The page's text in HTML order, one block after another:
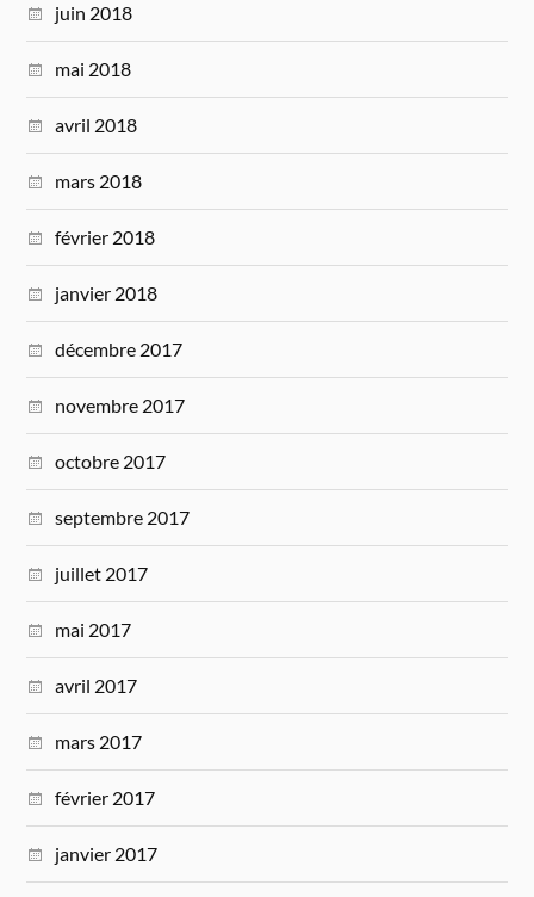
juin 2018
mai 2018
avril 2018
mars 2018
février 2018
janvier 2018
décembre 2017
novembre 2017
octobre 2017
septembre 2017
juillet 2017
mai 2017
avril 2017
mars 2017
février 2017
janvier 2017